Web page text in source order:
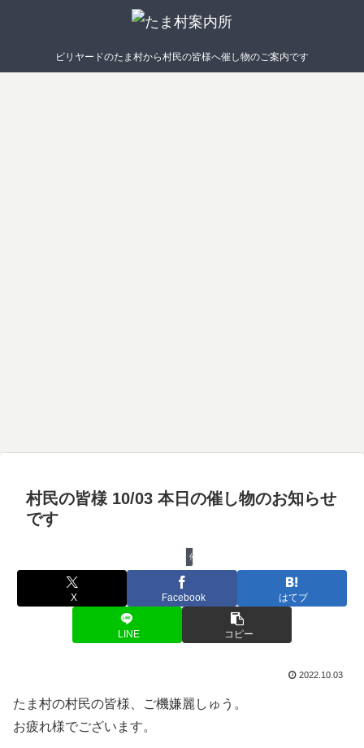
ビリヤードのたま村から村民の皆様へ催し物のご案内です
村民の皆様 10/03 本日の催し物のお知らせ
です
催し物
X Facebook はてブ
LINE コピー
2022.10.03
たま村の村民の皆様、ご機嫌麗しゅう。
お疲れ様でございます。